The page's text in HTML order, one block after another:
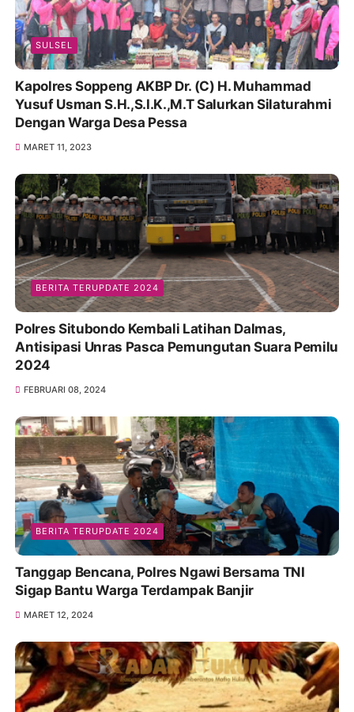
SULSEL
Kapolres Soppeng AKBP Dr. (C) H. Muhammad
Yusuf Usman S.H.,S.I.K.,M.T Salurkan Silaturahmi
Dengan Warga Desa Pessa
MARET 11, 2023
BERITA TERUPDATE 2024
Polres Situbondo Kembali Latihan Dalmas,
Antisipasi Unras Pasca Pemungutan Suara Pemilu
2024
FEBRUARI 08, 2024
BERITA TERUPDATE 2024
Tanggap Bencana, Polres Ngawi Bersama TNI
Sigap Bantu Warga Terdampak Banjir
MARET 12, 2024